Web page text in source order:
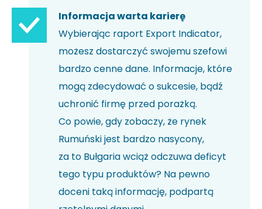
Informacja warta karierę
Wybierając raport Export Indicator,
możesz dostarczyć swojemu szefowi
bardzo cenne dane. Informacje, które
mogą zdecydować o sukcesie, bądź
uchronić firmę przed porażką.
Co powie, gdy zobaczy, że rynek
Rumuński jest bardzo nasycony,
za to Bułgaria wciąż odczuwa deficyt
tego typu produktów? Na pewno
doceni taką informację, podpartą